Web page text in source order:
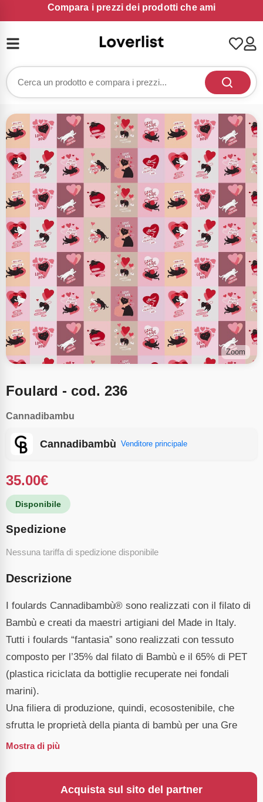
Compara i prezzi dei prodotti che ami
Zoom
Foulard - cod. 236
Cannadibambu
Cannadibambù Venditore principale
35.00€
Disponibile
Spedizione
Nessuna tariffa di spedizione disponibile
Descrizione
I foulards Cannadibambù® sono realizzati con il filato di
Bambù e creati da maestri artigiani del Made in Italy.
Tutti i foulards “fantasia” sono realizzati con tessuto
composto per l’35% dal filato di Bambù e il 65% di PET
(plastica riciclata da bottiglie recuperate nei fondali
marini).
Una filiera di produzione, quindi, ecosostenibile, che
sfrutta le proprietà della pianta di bambù per una Gre
Mostra di più
Acquista sul sito del partner